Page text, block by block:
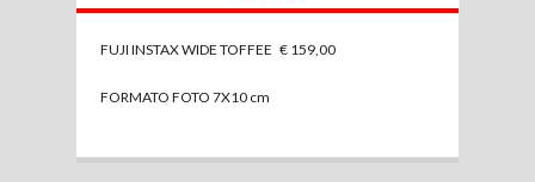
FUJI INSTAX WIDE TOFFEE € 159,00
FORMATO FOTO 7X10 cm